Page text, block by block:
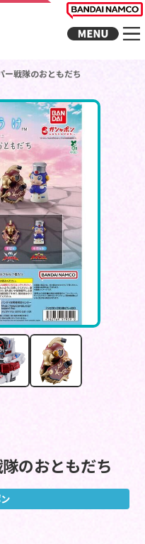
ー戦隊のおともだち
のおともだち